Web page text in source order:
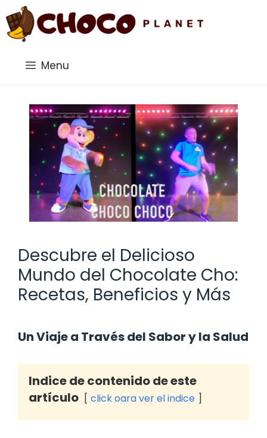
Saltar
al
contenido
Menu
Descubre el Delicioso
Mundo del Chocolate Cho:
Recetas, Beneficios y Más
Un Viaje a Través del Sabor y la Salud
Indice de contenido de este
artículo
click oara ver el indice